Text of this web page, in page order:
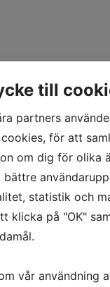
till
partners
för att
om dig för olika
bättre
statistik och
klicka på "OK"
vår användning